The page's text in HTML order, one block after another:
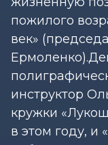
пожилого
век»
инструктор
кружки
в этом году, и